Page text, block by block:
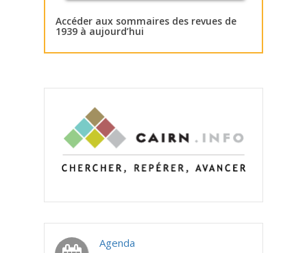
Accéder aux sommaires des revues de
1939 à aujourd’hui
Agenda